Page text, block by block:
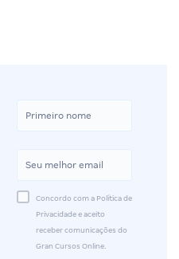
Concordo com a Política de
Privacidade e aceito
receber comunicações do
Gran Cursos Online.